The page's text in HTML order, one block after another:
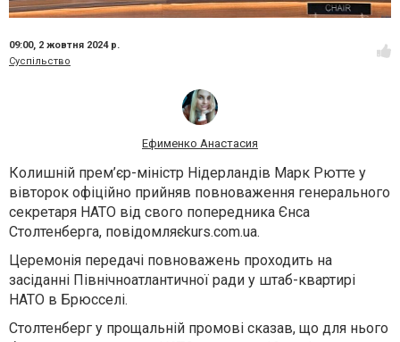
09:00, 2 жовтня 2024 р.
Суспільство
Ефименко Анастасия
Колишній прем’єр-міністр Нідерландів Марк Рютте у
вівторок офіційно прийняв повноваження генерального
секретаря НАТО від свого попередника Єнса
Столтенберга, повідомляєkurs.com.ua.
Церемонія передачі повноважень проходить на
засіданні Північноатлантичної ради у штаб-квартирі
НАТО в Брюсселі.
Столтенберг у прощальній промові сказав, що для нього